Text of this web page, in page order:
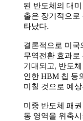
된 반도체의 대
출은 장기적으로
타났다.
결론적으로 미국
무역전환 효과로
기대되고, 반도
인한 HBM 칩 등
미칠 것으로 예
미중 반도체 패
동 영역을 위축